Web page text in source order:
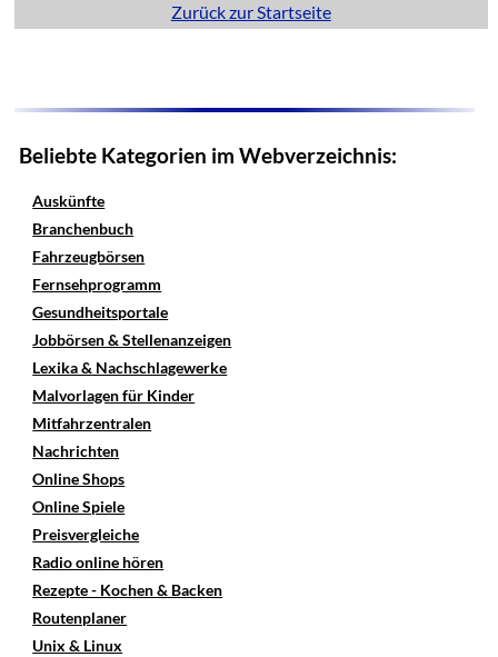
Zurück zur Startseite
Beliebte Kategorien im Webverzeichnis:
Auskünfte
Branchenbuch
Fahrzeugbörsen
Fernsehprogramm
Gesundheitsportale
Jobbörsen & Stellenanzeigen
Lexika & Nachschlagewerke
Malvorlagen für Kinder
Mitfahrzentralen
Nachrichten
Online Shops
Online Spiele
Preisvergleiche
Radio online hören
Rezepte - Kochen & Backen
Routenplaner
Unix & Linux